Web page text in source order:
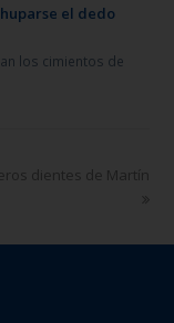
el dedo
los cimientos de
dientes de Martín